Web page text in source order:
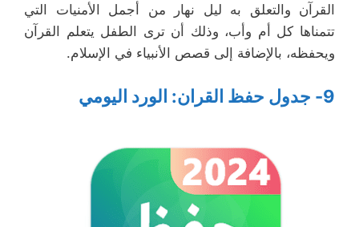
القرآن والتعلق به ليل نهار من أجمل الأمنيات التي
تتمناها كل أم وأب، وذلك أن ترى الطفل يتعلم القرآن
ويحفظه، بالإضافة إلى قصص الأنبياء في الإسلام.
9- جدول حفظ القران: الورد اليومي